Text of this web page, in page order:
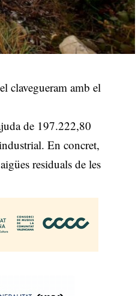
clavegueram amb el
de 197.222,80
En concret,
residuals de les